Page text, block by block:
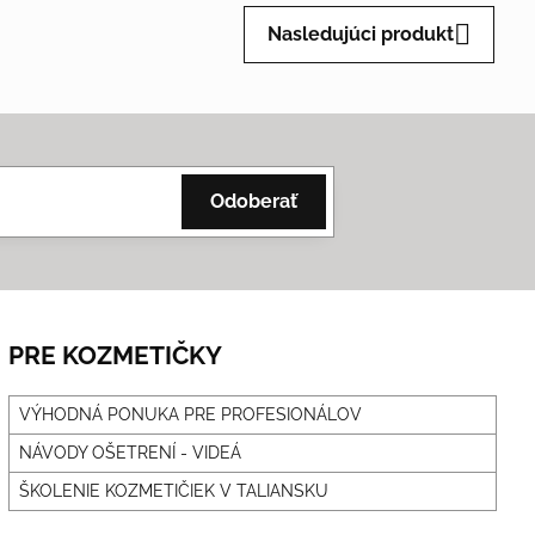
Nasledujúci produkt
Odoberať
PRE KOZMETIČKY
VÝHODNÁ PONUKA PRE PROFESIONÁLOV
NÁVODY OŠETRENÍ - VIDEÁ
ŠKOLENIE KOZMETIČIEK V TALIANSKU